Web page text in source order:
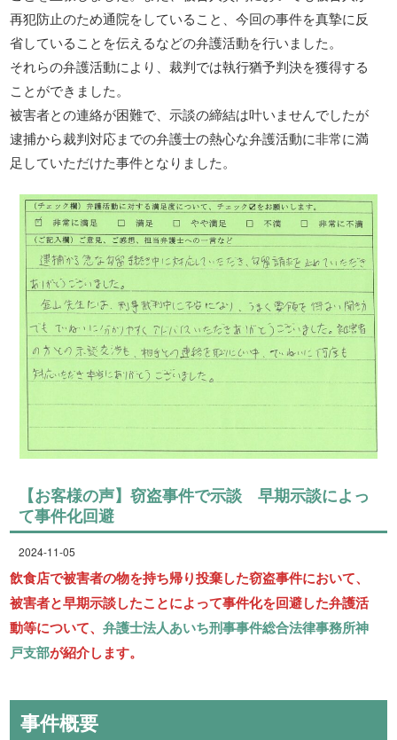
再犯防止のため通院をしていること、今回の事件を真摯に反
省していることを伝えるなどの弁護活動を行いました。
それらの弁護活動により、裁判では執行猶予判決を獲得する
ことができました。
被害者との連絡が困難で、示談の締結は叶いませんでしたが
逮捕から裁判対応までの弁護士の熱心な弁護活動に非常に満
足していただけた事件となりました。
【お客様の声】窃盗事件で示談 早期示談によっ
て事件化回避
2024-11-05
飲食店で被害者の物を持ち帰り投棄した窃盗事件において、
被害者と早期示談したことによって事件化を回避した弁護活
動等について、弁護士法人あいち刑事事件総合法律事務所神
戸支部が紹介します。
事件概要